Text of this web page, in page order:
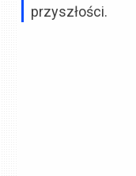
przyszłości.